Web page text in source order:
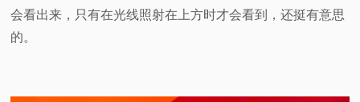
会看出来，只有在光线照射在上方时才会看到，还挺有意思
的。